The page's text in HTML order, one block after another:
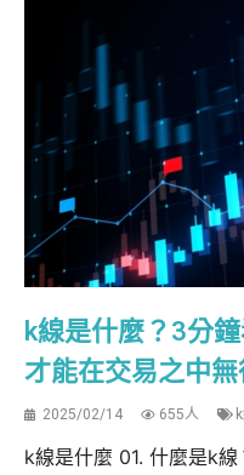
k線是什麼？3分
才能在交易之中無
2025/02/14 655人
k線是什麼 01. 什麼是k